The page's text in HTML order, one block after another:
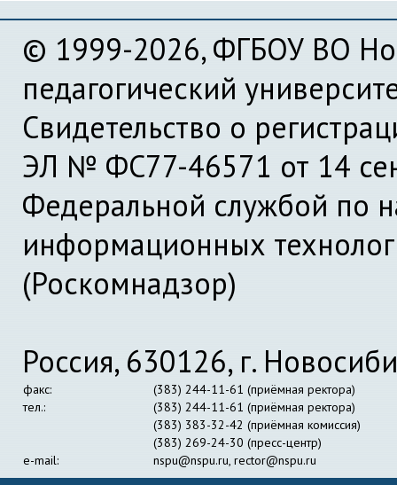
© 1999-2026, ФГБОУ ВО
педагогический
Свидетельство о
ЭЛ № ФС77-46571 от 14
Федеральной службой по
информационных
(Роскомнадзор)
Россия, 630126, г.
факс:
(383) 244-11-61 (приёмная ректора)
тел.:
(383) 244-11-61 (приёмная ректора)
(383) 383-32-42 (приёмная комиссия)
(383) 269-24-30 (пресс-центр)
e-mail:
nspu@nspu.ru, rector@nspu.ru